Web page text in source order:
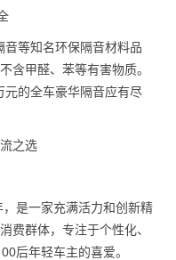
等知名环保隔音材料品
含甲醛、苯等有害物质。
的全车豪华隔音应有尽
之选
是一家充满活力和创新精
费群体，专注于个性化、
后年轻车主的喜爱。